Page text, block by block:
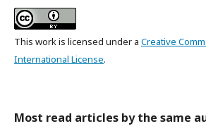
This work is licensed under a Creative
International License.
Most read articles by the same